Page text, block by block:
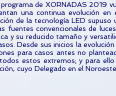
de XORNADAS 2019
una continua evolución
de la tecnología LED
fuentes convencionales de
y su reducido tamaño y
Desde sus inicios la
para casos antes no
estos extremos; y para
cuyo Delegado en el